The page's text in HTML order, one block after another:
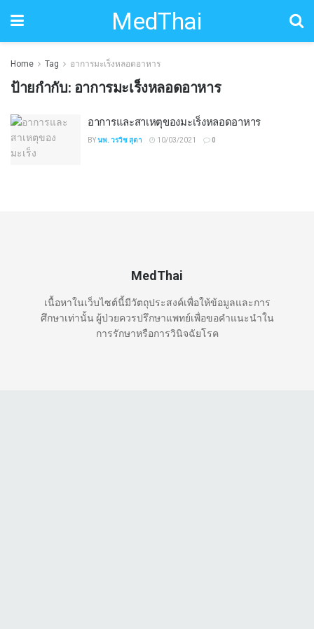
MedThai
Home Tag อาการมะเร็งหลอดอาหาร
ป้ายกำกับ: อาการมะเร็งหลอดอาหาร
อาการและสาเหตุของมะเร็งหลอดอาหาร
BYนพ. วรวิช สุตา 10/03/2021 0
MedThai
เนื้อหาในเว็บไซต์นี้มีวัตถุประสงค์เพื่อให้ข้อมูลและการ
ศึกษาเท่านั้น ผู้ป่วยควรปรึกษาแพทย์เพื่อขอคำแนะนำใน
การรักษาหรือการวินิจฉัยโรค